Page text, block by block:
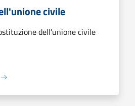
civile
dell'unione civile